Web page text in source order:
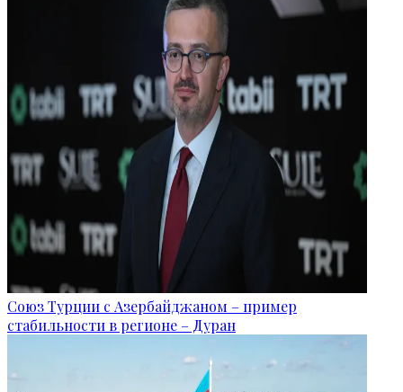
Союз Турции с Азербайджаном – пример
стабильности в регионе – Дуран